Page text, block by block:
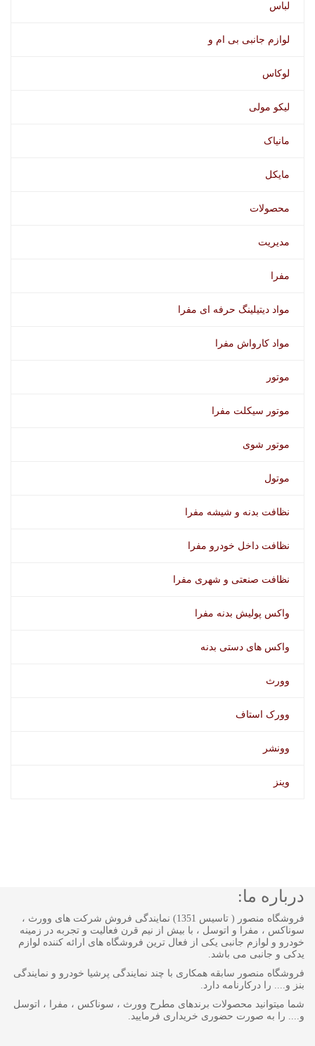
لباس
لوازم جانبی بی ام و
لوکاس
لیکو مولی
مانیاک
مایکل
محصولات
مدیریت
مفرا
مواد دیتیلینگ حرفه ای مفرا
مواد کارواش مفرا
موتور
موتور سیکلت مفرا
موتور شوی
موتول
نظافت بدنه و شیشه مفرا
نظافت داخل خودرو مفرا
نظافت صنعتی و شهری مفرا
واکس پولیش بدنه مفرا
واکس های دستی بدنه
وورث
وورک استاف
وونشر
وینز
درباره ما:
فروشگاه منصور ( تاسیس 1351) نمایندگی فروش شرکت های وورث ،
سوناکس ، مفرا و اتوسل ، با بیش از نیم قرن فعالیت و تجربه در زمینه
خودرو و لوازم جانبی یکی از فعال ترین فروشگاه های ارائه کننده لوازم
یدکی و جانبی می باشد.
فروشگاه منصور سابقه همکاری با چند نمایندگی پرشیا خودرو و نمایندگی
بنز و.... را درکارنامه دارد.
شما میتوانید محصولات برندهای مطرح وورث ، سوناکس ، مفرا ، اتوسل
و.... را به صورت حضوری خریداری فرمایید.